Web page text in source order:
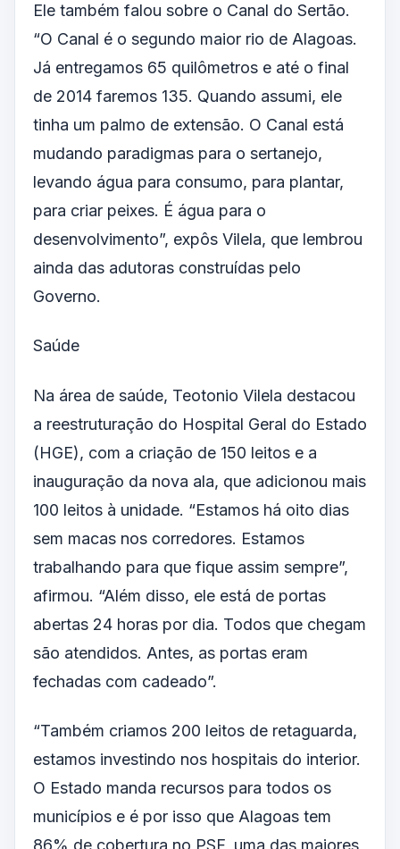
Ele também falou sobre o Canal do Sertão.
“O Canal é o segundo maior rio de Alagoas.
Já entregamos 65 quilômetros e até o final
de 2014 faremos 135. Quando assumi, ele
tinha um palmo de extensão. O Canal está
mudando paradigmas para o sertanejo,
levando água para consumo, para plantar,
para criar peixes. É água para o
desenvolvimento”, expôs Vilela, que lembrou
ainda das adutoras construídas pelo
Governo.
Saúde
Na área de saúde, Teotonio Vilela destacou
a reestruturação do Hospital Geral do Estado
(HGE), com a criação de 150 leitos e a
inauguração da nova ala, que adicionou mais
100 leitos à unidade. “Estamos há oito dias
sem macas nos corredores. Estamos
trabalhando para que fique assim sempre”,
afirmou. “Além disso, ele está de portas
abertas 24 horas por dia. Todos que chegam
são atendidos. Antes, as portas eram
fechadas com cadeado”.
“Também criamos 200 leitos de retaguarda,
estamos investindo nos hospitais do interior.
O Estado manda recursos para todos os
municípios e é por isso que Alagoas tem
86% de cobertura no PSF, uma das maiores